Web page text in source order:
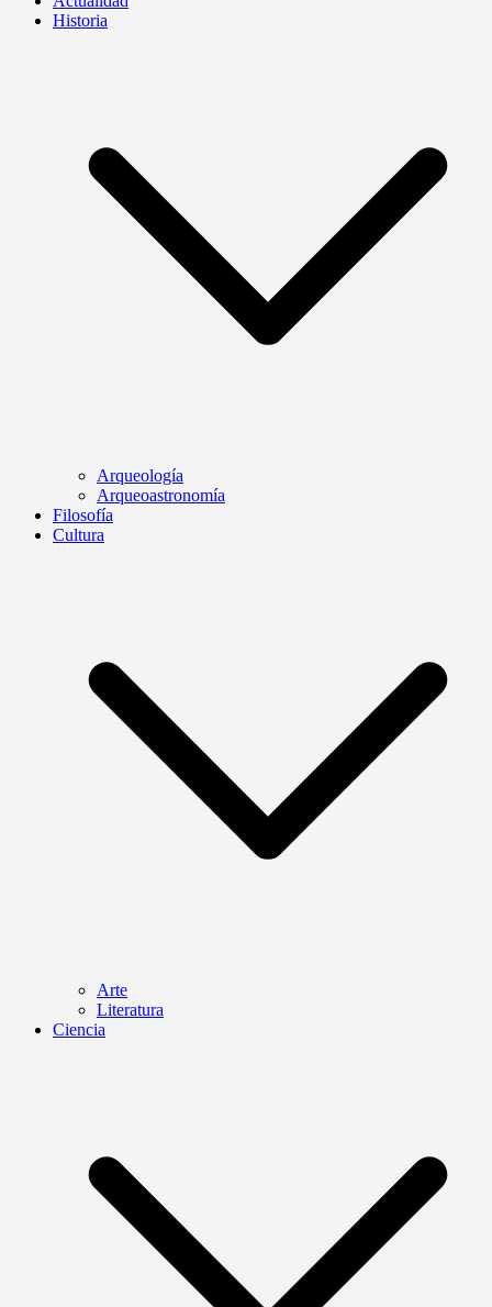
Historia
Arqueología
Arqueoastronomía
Filosofía
Cultura
Arte
Literatura
Ciencia